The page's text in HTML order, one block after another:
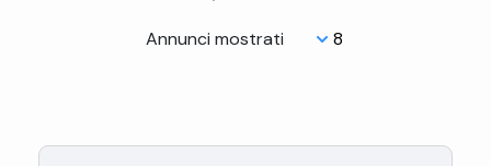
Annunci mostrati